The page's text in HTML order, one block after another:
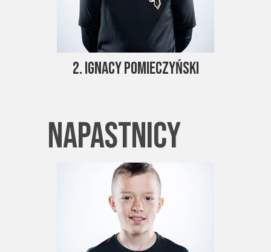
2. Ignacy Pomieczyński
napastnicy